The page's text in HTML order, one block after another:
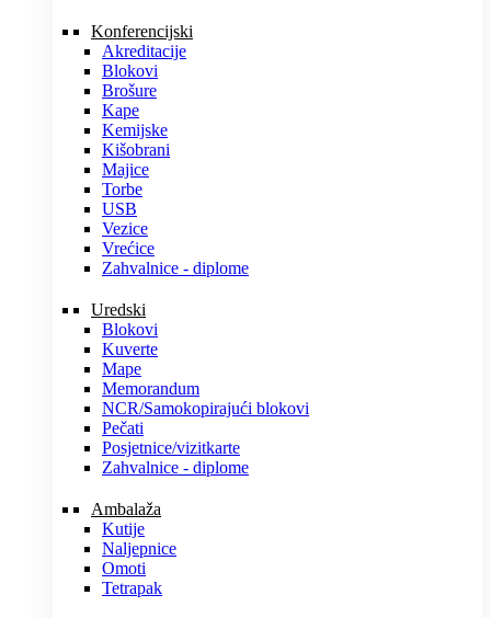
Konferencijski
Akreditacije
Blokovi
Brošure
Kape
Kemijske
Kišobrani
Majice
Torbe
USB
Vezice
Vrećice
Zahvalnice - diplome
Uredski
Blokovi
Kuverte
Mape
Memorandum
NCR/Samokopirajući blokovi
Pečati
Posjetnice/vizitkarte
Zahvalnice - diplome
Ambalaža
Kutije
Naljepnice
Omoti
Tetrapak